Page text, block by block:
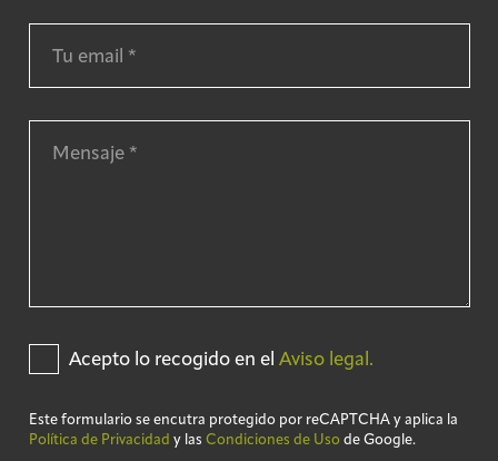
Acepto lo recogido en el Aviso legal.
Este formulario se encutra protegido por reCAPTCHA y aplica la
Política de Privacidad y las Condiciones de Uso de Google.